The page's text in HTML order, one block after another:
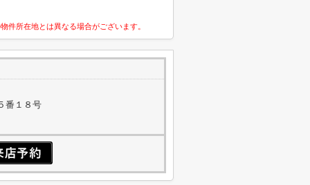
件所在地とは異なる場合がございます。
番１８号